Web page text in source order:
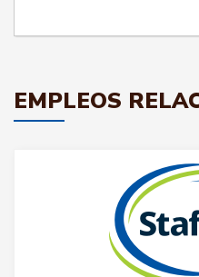
EMPLEOS